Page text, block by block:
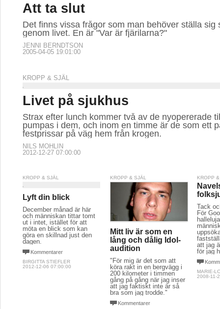
Att ta slut
Det finns vissa frågor som man behöver ställa sig
genom livet. En är "Var är fjärilarna?"
JENNI BERNDTSON
2005-04-05 19:01:00
KROPP & SJÄL
Livet på sjukhus
Strax efter lunch kommer två av de nyopererade
pumpas i dem, och inom en timme är de som ett
festprissar på väg hem från krogen.
NILS MOHLIN
2012-12-27 07:00:00
KROPP & SJÄL
Lyft din blick
December månad är här
och människan tittar tomt
ut i intet, istället för att
möta en blick som kan
göra en skillnad just den
dagen.
Kommentarer
BIRGITTA STIEFLER
2012-12-06 07:00:00
KROPP & SJÄL
Mitt liv är som en
lång och dålig Idol-
audition
"För mig är det som att
köra rakt in en bergvägg i
200 kilometer i timmen
gång på gång när jag inser
att jag faktiskt inte är så
bra som jag trodde."
Kommentarer
KROPP
Tack
För
att jag
för jag
MARIE-
2008-11-